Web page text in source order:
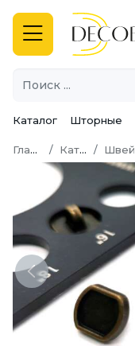
Каталог Шторные
Главная Каталог
Previous